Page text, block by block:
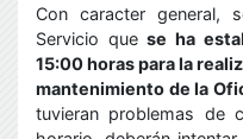
Con caracter general,
Servicio quese ha
15:00 horas para la
mantenimiento de la
tuvieran problemas de